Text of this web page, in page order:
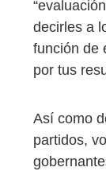
decirles a
función de
por tus
Así como
partidos,